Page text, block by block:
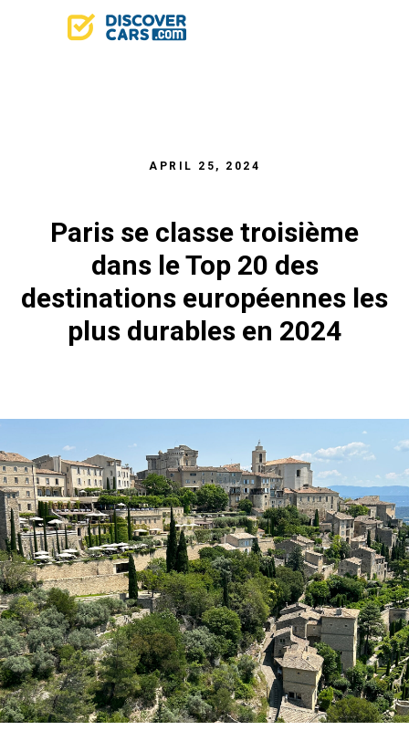
APRIL 25, 2024
Paris se classe troisième
dans le Top 20 des
destinations européennes les
plus durables en 2024